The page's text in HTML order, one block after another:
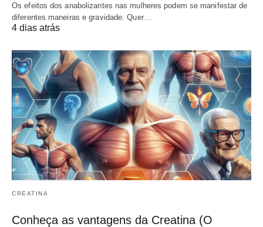
Os efeitos dos anabolizantes nas mulheres podem se manifestar de
diferentes maneiras e gravidade. Quer…
4 dias atrás
CREATINA
Conheça as vantagens da Creatina (O